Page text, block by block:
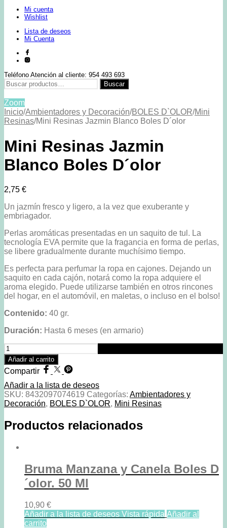
Mi cuenta
Wishlist
Lista de deseos
Mi Cuenta
Teléfono Atención al cliente: 954 493 693
Buscar
por:
Buscar
Zoom
Inicio/Ambientadores y Decoración/BOLES D`OLOR/Mini
Resinas/Mini Resinas Jazmin Blanco Boles D´olor
Mini Resinas Jazmin
Blanco Boles D´olor
2,75 €
Un jazmín fresco y ligero, a la vez que exuberante y
embriagador.
Perlas aromáticas presentadas en un saquito de tul. La
tecnología EVA permite que la fragancia en forma de perlas,
se libere gradualmente durante muchísimo tiempo.
Es perfecta para perfumar la ropa en cajones. Dejando un
saquito en cada cajón, notará como la ropa adquiere el
aroma elegido. Puede utilizarse también en otros rincones
del hogar, en el automóvil, en maletas, o incluso en el bolso!
Contenido: 40 gr.
Duración: Hasta 6 meses (en armario)
Mini
Resinas
Jazmin
Blanco
Boles
D
´olor
Añadir al carrito
Compartir
Añadir a la lista de deseos
SKU: 8432097074619 Categorías: Ambientadores y
Decoración, BOLES D`OLOR, Mini Resinas
Productos relacionados
Bruma Manzana y Canela Boles D
´olor. 50 Ml
10,90 €
Añadir a la lista de deseos Vista rápida Añadir al
carrito